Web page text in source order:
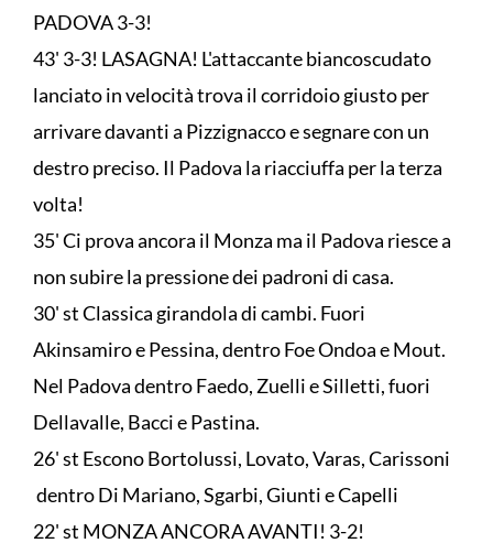
PADOVA 3-3!
43' 3-3! LASAGNA! L'attaccante biancoscudato
lanciato in velocità trova il corridoio giusto per
arrivare davanti a Pizzignacco e segnare con un
destro preciso. Il Padova la riacciuffa per la terza
volta!
35' Ci prova ancora il Monza ma il Padova riesce a
non subire la pressione dei padroni di casa.
30' st Classica girandola di cambi. Fuori
Akinsamiro e Pessina, dentro Foe Ondoa e Mout.
Nel Padova dentro Faedo, Zuelli e Silletti, fuori
Dellavalle, Bacci e Pastina.
26' st Escono Bortolussi, Lovato, Varas, Carissoni
dentro Di Mariano, Sgarbi, Giunti e Capelli
22' st MONZA ANCORA AVANTI! 3-2!